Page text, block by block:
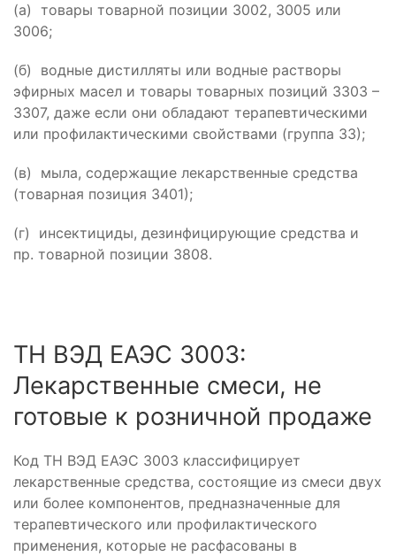
(а) товары товарной позиции 3002, 3005 или
3006;
(б) водные дистилляты или водные растворы
эфирных масел и товары товарных позиций 3303 –
3307, даже если они обладают терапевтическими
или профилактическими свойствами (группа 33);
(в) мыла, содержащие лекарственные средства
(товарная позиция 3401);
(г) инсектициды, дезинфицирующие средства и
пр. товарной позиции 3808.
ТН ВЭД ЕАЭС 3003:
Лекарственные смеси, не
готовые к розничной продаже
Код ТН ВЭД ЕАЭС 3003 классифицирует
лекарственные средства, состоящие из смеси двух
или более компонентов, предназначенные для
терапевтического или профилактического
применения, которые не расфасованы в